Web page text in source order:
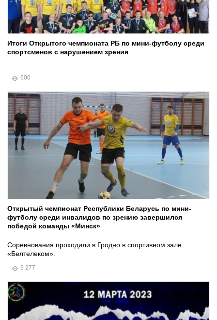
Итоги Открытого чемпионата РБ по мини-футболу среди
спортсменов с нарушением зрения
600
Открытый чемпионат Республики Беларусь по мини-
футболу среди инвалидов по зрению завершился
победой команды «Минск»
Соревнования проходили в Гродно в спортивном зале
«Белтелеком».
3 277